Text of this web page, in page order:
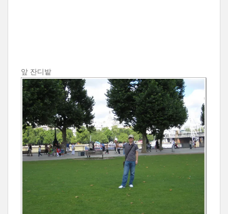
앞 잔디밭